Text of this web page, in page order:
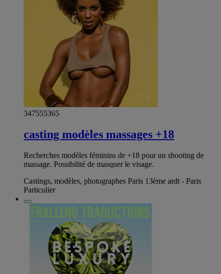
347555365
casting modèles massages +18
Recherches modèles féminins de +18 pour un shooting de
massage. Possibilité de masquer le visage.
Castings, modèles, photographes Paris 13ème ardt - Paris
Particulier